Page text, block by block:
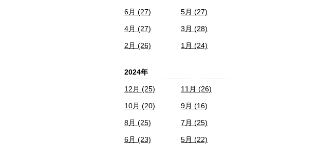
6月 (27) 5月 (27)
4月 (27) 3月 (28)
2月 (26) 1月 (24)
2024年
12月 (25) 11月 (26)
10月 (20) 9月 (16)
8月 (25) 7月 (25)
6月 (23) 5月 (22)